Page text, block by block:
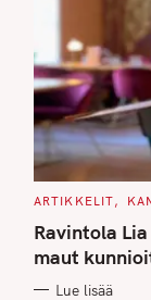
C
T
E
G
O
I
ARTIKKELIT
Ravintola
maut
Lue lisää